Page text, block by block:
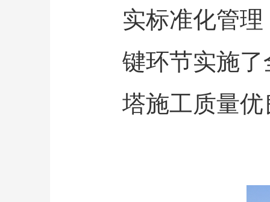
实标准化管
键环节实施
塔施工质量